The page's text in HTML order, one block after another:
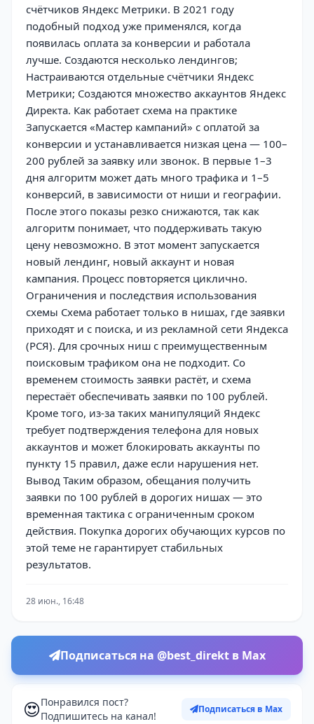
счётчиков Яндекс Метрики. В 2021 году
подобный подход уже применялся, когда
появилась оплата за конверсии и работала
лучше. Создаются несколько лендингов;
Настраиваются отдельные счётчики Яндекс
Метрики; Создаются множество аккаунтов Яндекс
Директа. Как работает схема на практике
Запускается «Мастер кампаний» с оплатой за
конверсии и устанавливается низкая цена — 100–
200 рублей за заявку или звонок. В первые 1–3
дня алгоритм может дать много трафика и 1–5
конверсий, в зависимости от ниши и географии.
После этого показы резко снижаются, так как
алгоритм понимает, что поддерживать такую
цену невозможно. В этот момент запускается
новый лендинг, новый аккаунт и новая
кампания. Процесс повторяется циклично.
Ограничения и последствия использования
схемы Схема работает только в нишах, где заявки
приходят и с поиска, и из рекламной сети Яндекса
(РСЯ). Для срочных ниш с преимущественным
поисковым трафиком она не подходит. Со
временем стоимость заявки растёт, и схема
перестаёт обеспечивать заявки по 100 рублей.
Кроме того, из-за таких манипуляций Яндекс
требует подтверждения телефона для новых
аккаунтов и может блокировать аккаунты по
пункту 15 правил, даже если нарушения нет.
Вывод Таким образом, обещания получить
заявки по 100 рублей в дорогих нишах — это
временная тактика с ограниченным сроком
действия. Покупка дорогих обучающих курсов по
этой теме не гарантирует стабильных
результатов.
28 июн., 16:48
Подписаться на @best_direkt в Max
😍Понравился пост?
Подпишитесь на канал!
Подписаться в Max